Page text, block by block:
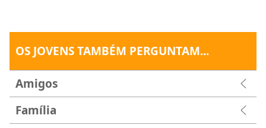
OS JOVENS TAMBÉM PERGUNTAM...
Amigos
Família